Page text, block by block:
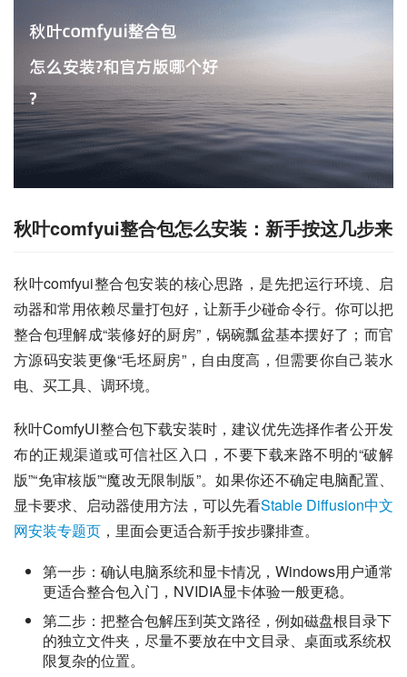
秋叶comfyui整合包怎么安装：新手按这几步来
秋叶comfyui整合包安装的核心思路，是先把运行环境、启
动器和常用依赖尽量打包好，让新手少碰命令行。你可以把
整合包理解成“装修好的厨房”，锅碗瓢盆基本摆好了；而官
方源码安装更像“毛坯厨房”，自由度高，但需要你自己装水
电、买工具、调环境。
秋叶ComfyUI整合包下载安装时，建议优先选择作者公开发
布的正规渠道或可信社区入口，不要下载来路不明的“破解
版”“免审核版”“魔改无限制版”。如果你还不确定电脑配置、
显卡要求、启动器使用方法，可以先看Stable Diffusion中文
网安装专题页 ，里面会更适合新手按步骤排查。
第一步：确认电脑系统和显卡情况，Windows用户通常
更适合整合包入门，NVIDIA显卡体验一般更稳。
第二步：把整合包解压到英文路径，例如磁盘根目录下
的独立文件夹，尽量不要放在中文目录、桌面或系统权
限复杂的位置。